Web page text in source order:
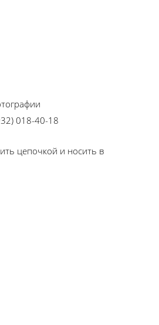
018-40-18
цепочкой и носить в